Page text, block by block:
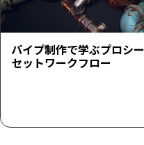
パイプ制作で学ぶプロシ
セットワークフロー